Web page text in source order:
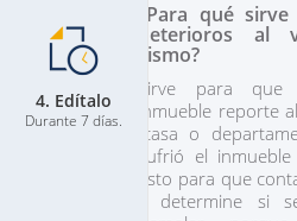
4. Edítalo
Durante 7 días.
¿Para qué
deterioros al
sismo?
Sirve para
inmueble reporte
(casa o
sufrió el
Esto para que
y determine si